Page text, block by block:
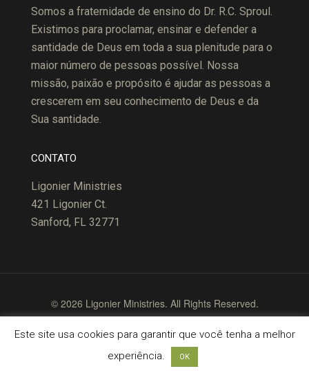
Somos a fraternidade de ensino do Dr. R.C. Sproul.
Existimos para proclamar, ensinar e defender a
santidade de Deus em toda a sua plenitude para o
maior número de pessoas possível. Nossa
missão, paixão e propósito é ajudar as pessoas a
crescerem em seu conhecimento de Deus e da
Sua santidade.
CONTATO
Ligonier Ministries
421 Ligonier Ct.
Sanford, FL 32771
© 2026 Ligonier Ministries. All Rights Reserved.
Terms of Use
Copyright Policy Privacy Policy
Este site usa cookies para garantir que você tenha a melhor
experiência.
OK